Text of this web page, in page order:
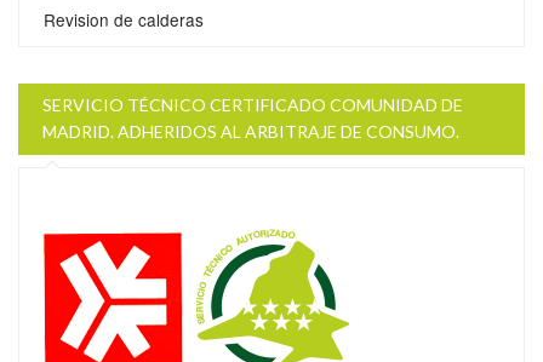
Revision de calderas
SERVICIO TÉCNICO CERTIFICADO COMUNIDAD DE
MADRID. ADHERIDOS AL ARBITRAJE DE CONSUMO.